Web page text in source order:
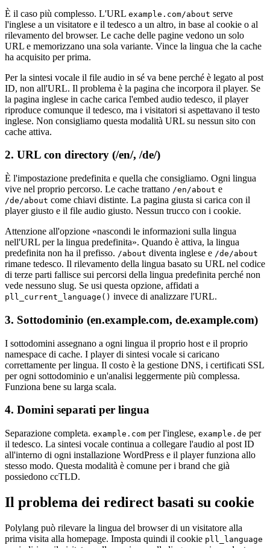
È il caso più complesso. L'URL example.com/about serve
l'inglese a un visitatore e il tedesco a un altro, in base al cookie o al
rilevamento del browser. Le cache delle pagine vedono un solo
URL e memorizzano una sola variante. Vince la lingua che la cache
ha acquisito per prima.
Per la sintesi vocale il file audio in sé va bene perché è legato al post
ID, non all'URL. Il problema è la pagina che incorpora il player. Se
la pagina inglese in cache carica l'embed audio tedesco, il player
riproduce comunque il tedesco, ma i visitatori si aspettavano il testo
inglese. Non consigliamo questa modalità URL su nessun sito con
cache attiva.
2. URL con directory (/en/, /de/)
È l'impostazione predefinita e quella che consigliamo. Ogni lingua
vive nel proprio percorso. Le cache trattano /en/about e
/de/about come chiavi distinte. La pagina giusta si carica con il
player giusto e il file audio giusto. Nessun trucco con i cookie.
Attenzione all'opzione «nascondi le informazioni sulla lingua
nell'URL per la lingua predefinita». Quando è attiva, la lingua
predefinita non ha il prefisso. /about diventa inglese e /de/about
rimane tedesco. Il rilevamento della lingua basato su URL nel codice
di terze parti fallisce sui percorsi della lingua predefinita perché non
vede nessuno slug. Se usi questa opzione, affidati a
pll_current_language() invece di analizzare l'URL.
3. Sottodominio (en.example.com, de.example.com)
I sottodomini assegnano a ogni lingua il proprio host e il proprio
namespace di cache. I player di sintesi vocale si caricano
correttamente per lingua. Il costo è la gestione DNS, i certificati SSL
per ogni sottodominio e un'analisi leggermente più complessa.
Funziona bene su larga scala.
4. Domini separati per lingua
Separazione completa. example.com per l'inglese, example.de per
il tedesco. La sintesi vocale continua a collegare l'audio al post ID
all'interno di ogni installazione WordPress e il player funziona allo
stesso modo. Questa modalità è comune per i brand che già
possiedono ccTLD.
Il problema dei redirect basati su cookie
Polylang può rilevare la lingua del browser di un visitatore alla
prima visita alla homepage. Imposta quindi il cookie pll_language